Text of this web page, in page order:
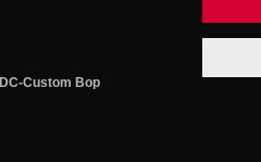
DC-Custom Bop